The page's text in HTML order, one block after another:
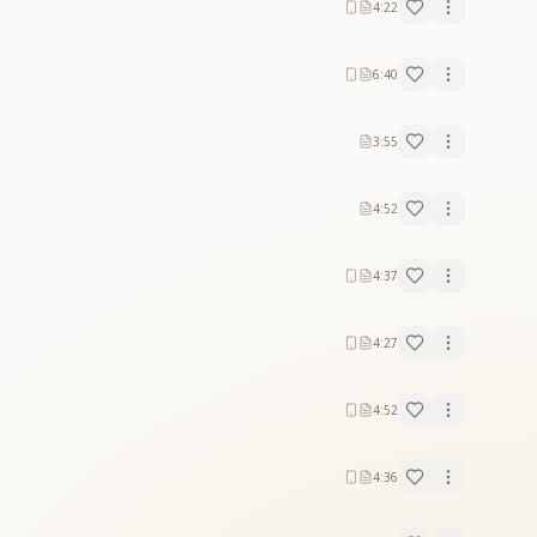
4:22
6:40
3:55
4:52
4:37
4:27
4:52
4:36